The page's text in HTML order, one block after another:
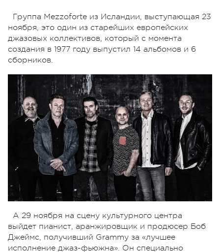
Группа Mezzoforte из Исландии, выступающая 23
ноября, это один из старейших европейских
джазовых коллективов, который с момента
создания в 1977 году выпустил 14 альбомов и 6
сборников.
А 29 ноября на сцену культурного центра
выйдет пианист, аранжировщик и продюсер Боб
Джеймс, получивший Grammy за «лучшее
исполнение джаз-фьюжна». Он специально